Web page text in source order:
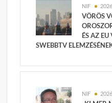
NIF
VÖRÖS
ÉS AZ
SWEBBTV
NIF